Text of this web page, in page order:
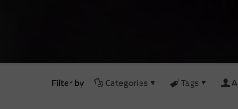
Filter by Categories Tags